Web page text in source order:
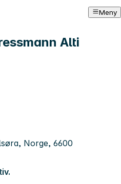
Meny
Alti
Norge, 6600